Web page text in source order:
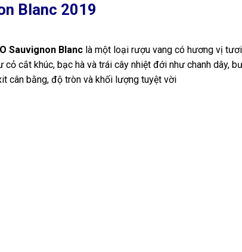
Blanc 2019
Sauvignon Blanc là một loại rượu vang có hương vị
cắt khúc, bạc hà và trái cây nhiệt đới như chanh dây,
cân bằng, độ tròn và khối lượng tuyệt vời